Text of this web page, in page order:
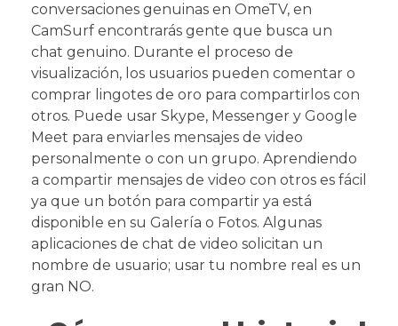
conversaciones genuinas en OmeTV, en
CamSurf encontrarás gente que busca un
chat genuino. Durante el proceso de
visualización, los usuarios pueden comentar o
comprar lingotes de oro para compartirlos con
otros. Puede usar Skype, Messenger y Google
Meet para enviarles mensajes de video
personalmente o con un grupo. Aprendiendo
a compartir mensajes de video con otros es fácil
ya que un botón para compartir ya está
disponible en su Galería o Fotos. Algunas
aplicaciones de chat de video solicitan un
nombre de usuario; usar tu nombre real es un
gran NO.